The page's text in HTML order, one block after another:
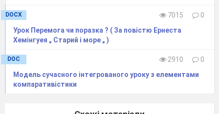
розповідає про
Японію
(Слайд 1-4) 2.
Учні 5 класу
читають
улюблені хоку
· Поясніть вибір хоку.
DOCX 7015
0
Урок Перемога чи поразка ? ( За повістю Ернеста
Хемінгуея „ Старий і море „ )
DOC 2910
0
Модель сучасного інтегрованого уроку з елементами
компаративістики